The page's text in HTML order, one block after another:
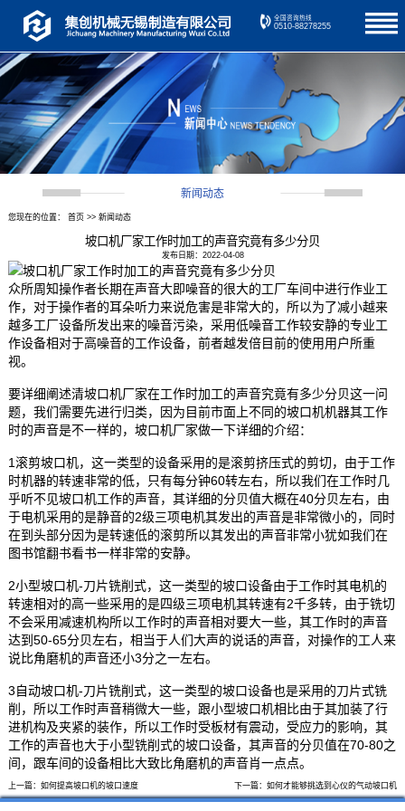
全国咨询热线
0510-88278255
新闻动态
您现在的位置： 首页 >> 新闻动态
坡口机厂家工作时加工的声音究竟有多少分贝
发布日期：2022-04-08
众所周知操作者长期在声音大即噪音的很大的工厂车间中进行作业工
作，对于操作者的耳朵听力来说危害是非常大的，所以为了减小越来
越多工厂设备所发出来的噪音污染，采用低噪音工作较安静的专业工
作设备相对于高噪音的工作设备，前者越发倍目前的使用用户所重
视。
要详细阐述清坡口机厂家在工作时加工的声音究竟有多少分贝这一问
题，我们需要先进行归类，因为目前市面上不同的坡口机机器其工作
时的声音是不一样的，坡口机厂家做一下详细的介绍：
1滚剪坡口机，这一类型的设备采用的是滚剪挤压式的剪切，由于工作
时机器的转速非常的低，只有每分钟60转左右，所以我们在工作时几
乎听不见坡口机工作的声音，其详细的分贝值大概在40分贝左右，由
于电机采用的是静音的2级三项电机其发出的声音是非常微小的，同时
在到头部分因为是转速低的滚剪所以其发出的声音非常小犹如我们在
图书馆翻书看书一样非常的安静。
2小型坡口机-刀片铣削式，这一类型的坡口设备由于工作时其电机的
转速相对的高一些采用的是四级三项电机其转速有2千多转，由于铣切
不会采用减速机构所以工作时的声音相对要大一些，其工作时的声音
达到50-65分贝左右，相当于人们大声的说话的声音，对操作的工人来
说比角磨机的声音还小3分之一左右。
3自动坡口机-刀片铣削式，这一类型的坡口设备也是采用的刀片式铣
削，所以工作时声音稍微大一些，跟小型坡口机相比由于其加装了行
进机构及夹紧的装作，所以工作时受板材有震动，受应力的影响，其
工作的声音也大于小型铣削式的坡口设备，其声音的分贝值在70-80之
间，跟车间的设备相比大致比角磨机的声音肖一点点。
上一篇： 如何提高坡口机的坡口速度 下一篇：如何才能够挑选到心仪的气动坡口机